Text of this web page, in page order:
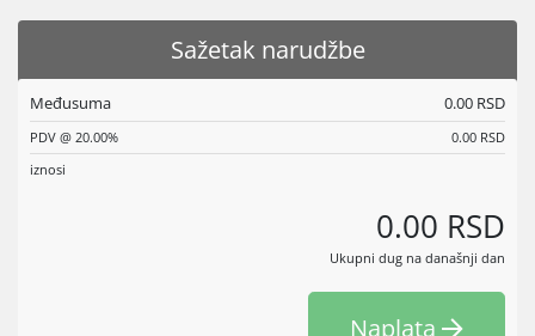
Sažetak narudžbe
Međusuma 0.00 RSD
PDV @ 20.00%
0.00 RSD
iznosi
0.00 RSD
Ukupni dug na današnji dan
Naplata